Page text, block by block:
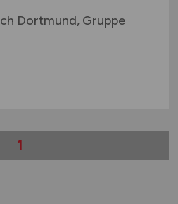
Dortmund, Gruppe
1